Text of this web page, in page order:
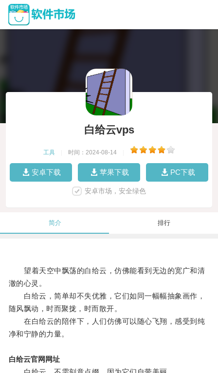
白给云vps
工具 时间：2024-08-14
安卓下载 苹果下载 PC下载
安卓市场，安全绿色
简介 排行
望着天空中飘荡的白给云，仿佛能看到无边的宽广和清
澈的心灵。
白给云，简单却不失优雅，它们如同一幅幅抽象画作，
随风飘动，时而聚拢，时而散开。
在白给云的陪伴下，人们仿佛可以随心飞翔，感受到纯
净和宁静的力量。
白给云官网网址